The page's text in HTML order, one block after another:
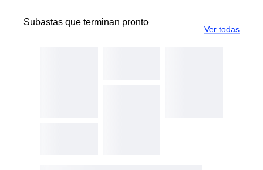
Subastas que terminan pronto
Ver todas